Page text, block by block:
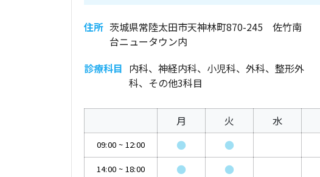
住所 茨城県常陸太田市天神林町870-245 佐竹南
台ニュータウン内
診療科目 内科、神経内科、小児科、外科、整形外
科、その他3科目
月 火 水
09:00 ~ 12:00 ● ●
14:00 ~ 18:00 ● ●